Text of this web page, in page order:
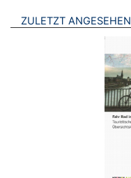
ZULETZT ANGESEHEN